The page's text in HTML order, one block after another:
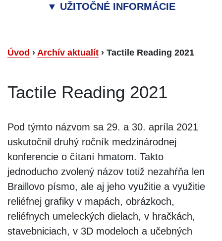
▼ UŽITOČNÉ INFORMÁCIE
Úvod › Archív aktualít › Tactile Reading 2021
Tactile Reading 2021
Pod týmto názvom sa 29. a 30. apríla 2021
uskutočnil druhý ročník medzinárodnej
konferencie o čítaní hmatom. Takto
jednoducho zvolený názov totiž nezahŕňa len
Braillovo písmo, ale aj jeho využitie a využitie
reliéfnej grafiky v mapách, obrázkoch,
reliéfnych umeleckých dielach, v hračkách,
stavebniciach, v 3D modeloch a učebných